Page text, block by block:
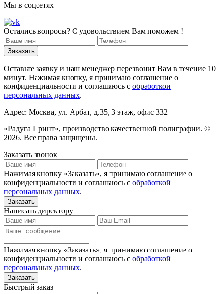
Мы в соцсетях
Остались вопросы? С удовольствием Вам поможем !
Оставьте заявку и наш менеджер перезвонит Вам в течение 10
минут. Нажимая кнопку, я принимаю соглашение о
конфиденциальности и соглашаюсь с обработкой
персональных данных.
Адрес: Москва, ул. Арбат, д.35, 3 этаж, офис 332
«Радуга Принт», производство качественной полиграфии. ©
2026. Все права защищены.
Заказать звонок
Нажимая кнопку «Заказать», я принимаю соглашение о
конфиденциальности и соглашаюсь с обработкой
персональных данных.
Написать директору
Нажимая кнопку «Заказать», я принимаю соглашение о
конфиденциальности и соглашаюсь с обработкой
персональных данных.
Быстрый заказ